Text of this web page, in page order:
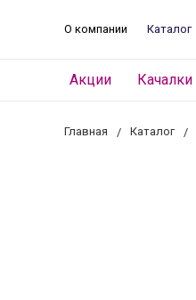
О компании Каталог
Акции Качалки
Главная Каталог